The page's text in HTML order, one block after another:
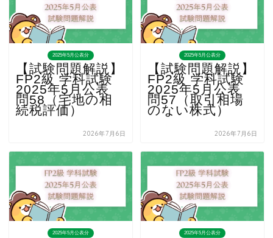
2025年5月公表分
【試験問題解説】
FP2級 学科試験
2025年5月公表
問58（宅地の相
続税評価）
2026年7月6日
2025年5月公表分
【試験問題解説】
FP2級 学科試験
2025年5月公表
問57（取引相場
のない株式）
2026年7月6日
2025年5月公表分 2025年5月公表分